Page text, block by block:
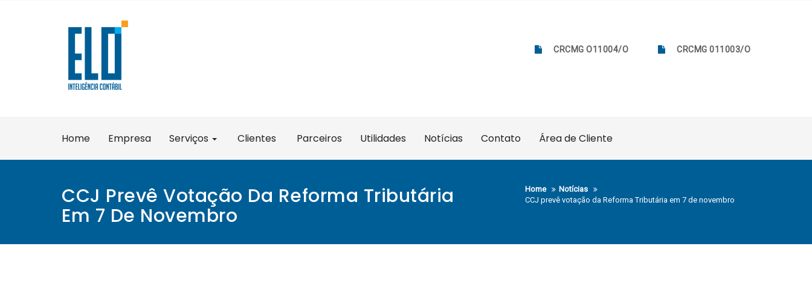
CRCMG O11004/O CRCMG 011003/O
Home Empresa Serviços Clientes Parceiros Utilidades Notícias Contato Área de Cliente
CCJ Prevê Votação Da Reforma Tributária
Em 7 De Novembro
Home
Notícias
CCJ prevê votação da Reforma Tributária em 7 de novembro